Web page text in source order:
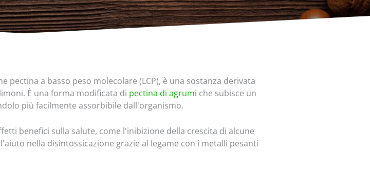
pectina a basso peso molecolare (LCP), è una sostanza derivata
È una forma modificata di pectina di agrumi che subisce un
più facilmente assorbibile dall'organismo.
benefici sulla salute, come l'inibizione della crescita di alcune
nella disintossicazione grazie al legame con i metalli pesanti